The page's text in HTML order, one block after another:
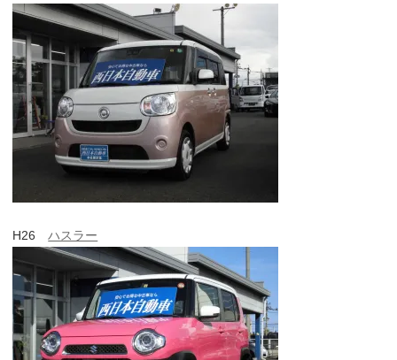
H26ハスラー